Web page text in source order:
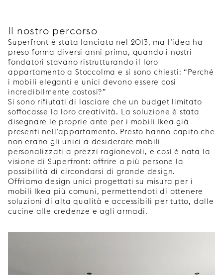
Il nostro percorso
Superfront è stata lanciata nel 2013, ma l’idea ha
preso forma diversi anni prima, quando i nostri
fondatori stavano ristrutturando il loro
appartamento a Stoccolma e si sono chiesti: “Perché
i mobili eleganti e unici devono essere così
incredibilmente costosi?”
Si sono rifiutati di lasciare che un budget limitato
soffocasse la loro creatività. La soluzione è stata
disegnare le proprie ante per i mobili Ikea già
presenti nell’appartamento. Presto hanno capito che
non erano gli unici a desiderare mobili
personalizzati a prezzi ragionevoli, e così è nata la
visione di Superfront: offrire a più persone la
possibilità di circondarsi di grande design.
Offriamo design unici progettati su misura per i
mobili Ikea più comuni, permettendoti di ottenere
soluzioni di alta qualità e accessibili per tutto, dalle
cucine alle credenze e agli armadi.